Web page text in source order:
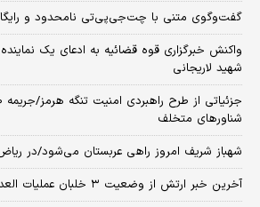
گفت‌وگوی متنی با چت‌جی‌پی‌تی نامحدود و
واکنش خبرگزاری قوه قضائیه به ادعای یک
شهید لاریجانی
شناورهای متخلف
شهباز شریف امروز راهی عربستان می‌شود/در
آخرین خبر ارتش از وضعیت ۳ خلبان عملیات العدید